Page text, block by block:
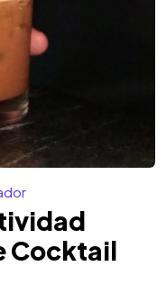
Cocktail